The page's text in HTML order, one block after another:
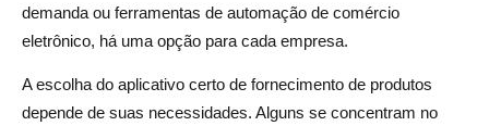
Como escolher a melhor alternativa do Oberlo para sua
empresa?
Fatores a serem considerados ao escolher uma
ferramenta de dropshipping
demanda ou ferramentas de automação de comércio
eletrônico, há uma opção para cada empresa.
A escolha do aplicativo certo de fornecimento de produtos
depende de suas necessidades. Alguns se concentram no